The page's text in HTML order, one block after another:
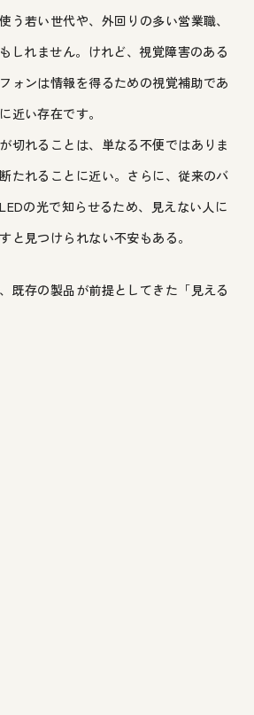
う若い世代や、外回りの多い営業職、
しれません。けれど、視覚障害のある
ォンは情報を得るための視覚補助であ
近い存在です。
切れることは、単なる不便ではありま
たれることに近い。さらに、従来のバ
の光で知らせるため、見えない人に
と見つけられない不安もある。
既存の製品が前提としてきた「見える